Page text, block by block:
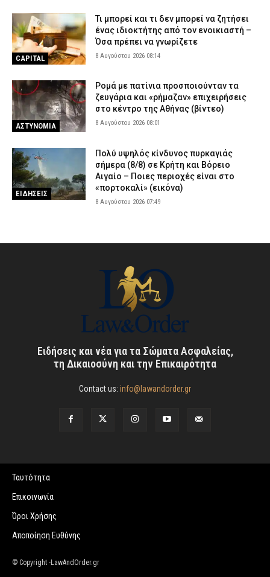
CAPITAL
Τι μπορεί και τι δεν μπορεί να ζητήσει
ένας ιδιοκτήτης από τον ενοικιαστή –
Όσα πρέπει να γνωρίζετε
8 Αυγούστου 2026 08:14
ΑΣΤΥΝΟΜΙΑ
Ρομά με πατίνια προσποιούνταν τα
ζευγάρια και «ρήμαζαν» επιχειρήσεις
στο κέντρο της Αθήνας (βίντεο)
8 Αυγούστου 2026 08:01
ΕΙΔΗΣΕΙΣ
Πολύ υψηλός κίνδυνος πυρκαγιάς
σήμερα (8/8) σε Κρήτη και Βόρειο
Αιγαίο – Ποιες περιοχές είναι στο
«πορτοκαλί» (εικόνα)
8 Αυγούστου 2026 07:49
Ειδήσεις και νέα για τα Σώματα Ασφαλείας,
τη Δικαιοσύνη και την Επικαιρότητα
Contact us: info@lawandorder.gr
Ταυτότητα
Επικοινωνία
Όροι Χρήσης
Αποποίηση Ευθύνης
© Copyright -LawAndOrder.gr